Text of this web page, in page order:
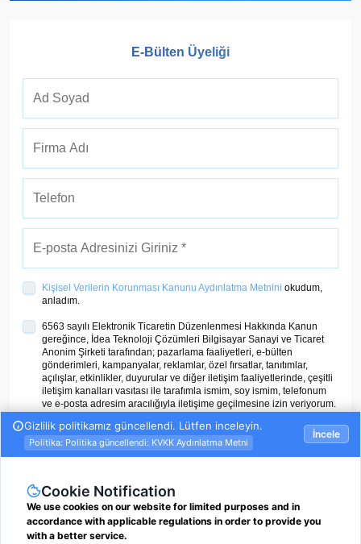
E-Bülten Üyeliği
Kişisel Verilerin Korunması Kanunu Aydınlatma Metnini okudum,
anladım.
6563 sayılı Elektronik Ticaretin Düzenlenmesi Hakkında Kanun
gereğince, İdea Teknoloji Çözümleri Bilgisayar Sanayi ve Ticaret
Anonim Şirketi tarafından; pazarlama faaliyetleri, e-bülten
gönderimleri, kampanyalar, reklamlar, özel fırsatlar, tanıtımlar,
açılışlar, etkinlikler, duyurular ve diğer iletişim faaliyetlerinde, çeşitli
iletişim kanalları vasıtası ile tarafımla ismim, soy ismim, telefonum
ve e-posta adresim aracılığıyla iletişime geçilmesine izin veriyorum.
ÜYE OL